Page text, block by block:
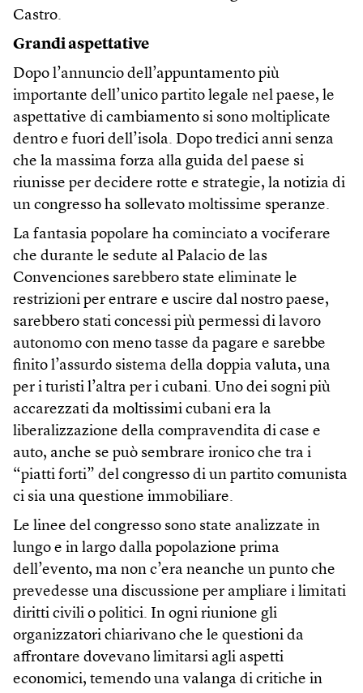
Castro.
Grandi aspettative
Dopo l’annuncio dell’appuntamento più
importante dell’unico partito legale nel paese, le
aspettative di cambiamento si sono moltiplicate
dentro e fuori dell’isola. Dopo tredici anni senza
che la massima forza alla guida del paese si
riunisse per decidere rotte e strategie, la notizia di
un congresso ha sollevato moltissime speranze.
La fantasia popolare ha cominciato a vociferare
che durante le sedute al Palacio de las
Convenciones sarebbero state eliminate le
restrizioni per entrare e uscire dal nostro paese,
sarebbero stati concessi più permessi di lavoro
autonomo con meno tasse da pagare e sarebbe
finito l’assurdo sistema della doppia valuta, una
per i turisti l’altra per i cubani. Uno dei sogni più
accarezzati da moltissimi cubani era la
liberalizzazione della compravendita di case e
auto, anche se può sembrare ironico che tra i
“piatti forti” del congresso di un partito comunista
ci sia una questione immobiliare.
Le linee del congresso sono state analizzate in
lungo e in largo dalla popolazione prima
dell’evento, ma non c’era neanche un punto che
prevedesse una discussione per ampliare i limitati
diritti civili o politici. In ogni riunione gli
organizzatori chiarivano che le questioni da
affrontare dovevano limitarsi agli aspetti
economici, temendo una valanga di critiche in